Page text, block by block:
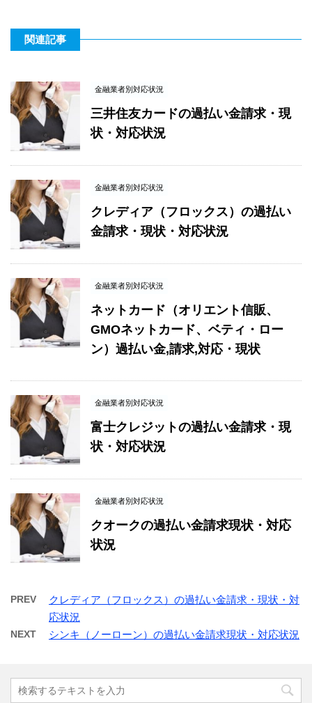
関連記事
金融業者別対応状況
三井住友カードの過払い金請求・現
状・対応状況
金融業者別対応状況
クレディア（フロックス）の過払い
金請求・現状・対応状況
金融業者別対応状況
ネットカード（オリエント信販、
GMOネットカード、ベティ・ロー
ン）過払い金,請求,対応・現状
金融業者別対応状況
富士クレジットの過払い金請求・現
状・対応状況
金融業者別対応状況
クオークの過払い金請求現状・対応
状況
PREV
クレディア（フロックス）の過払い金請求・現状・対
応状況
NEXT シンキ（ノーローン）の過払い金請求現状・対応状況